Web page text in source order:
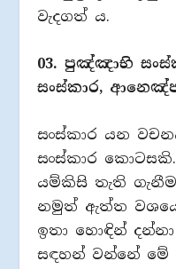
වැදගත්‍ ය.
03. පුඤ්ඤාභි
සංස්කාර,
සංස්කාර යන
සංස්කාර
යම්කිසි තැති
නමුත් ඇත්ත
ඉතා හොඳින්
සඳහන් වන්නේ මේ